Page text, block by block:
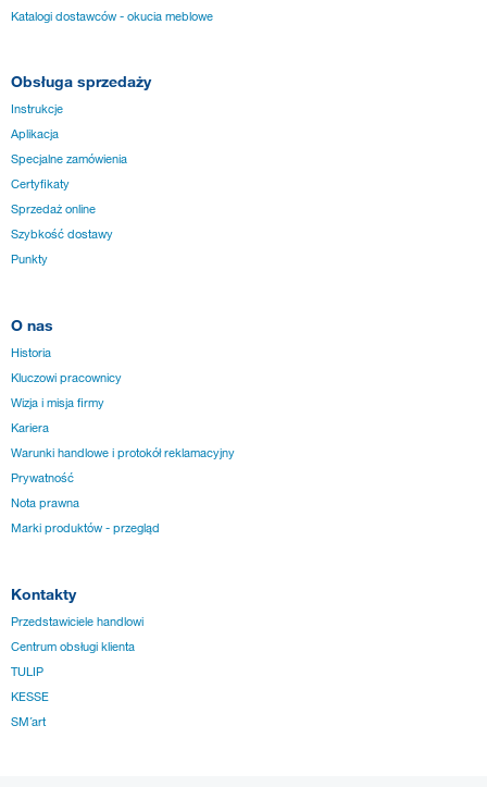
Katalogi dostawców - okucia meblowe
Obsługa sprzedaży
Instrukcje
Aplikacja
Specjalne zamówienia
Certyfikaty
Sprzedaż online
Szybkość dostawy
Punkty
O nas
Historia
Kluczowi pracownicy
Wizja i misja firmy
Kariera
Warunki handlowe i protokół reklamacyjny
Prywatność
Nota prawna
Marki produktów - przegląd
Kontakty
Przedstawiciele handlowi
Centrum obsługi klienta
TULIP
KESSE
SM´art